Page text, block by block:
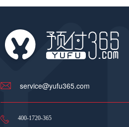
service@yufu365.com
400-1720-365